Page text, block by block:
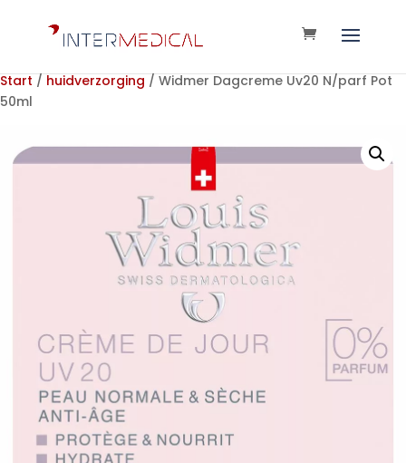
Start / huidverzorging / Widmer Dagcreme Uv20 N/parf Pot
50ml